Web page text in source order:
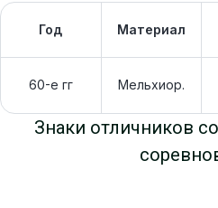
Год Материал
60-е гг Мельхиор.
Знаки отличников